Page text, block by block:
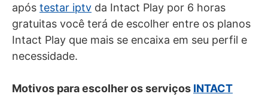
após testar iptv da Intact Play por 6 horas
gratuitas você terá de escolher entre os planos
Intact Play que mais se encaixa em seu perfil e
necessidade.
Motivos para escolher os serviços INTACT